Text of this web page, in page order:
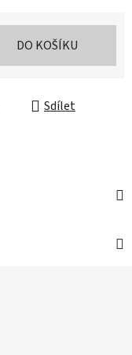
DO KOŠÍKU
Sdílet